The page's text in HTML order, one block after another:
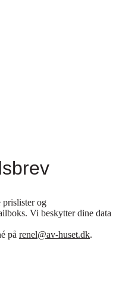
prislister og
Vi beskytter dine data
på renel@av-huset.dk.